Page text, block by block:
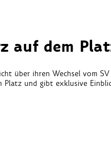
auf dem
über ihren Wechsel vom
und gibt exklusive